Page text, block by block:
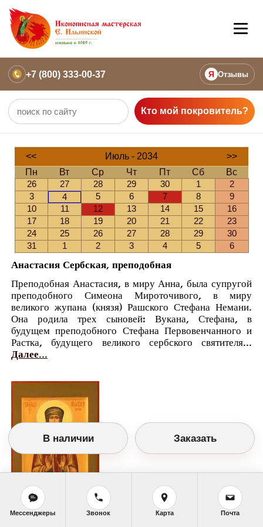
+7 (800) 333-00-37 Я Отзывы
Кто мой покровитель?
<< Июль - 2034
>>
Пн
Вт Ср Чт Пт Сб
Вс
26
27 28 29 30 1
2
3
4 5 6 7 8
9
10
11 12 13 14 15
16
17
18 19 20 21 22
23
24
25 26 27 28 29
30
31
1 2 3 4 5 6
Анастасия Сербская, преподобная
Преподобная Анастасия, в миру Анна, была супругой
преподобного Симеона Мироточивого, в миру
великого жупана (князя) Рашского Стефана Немани.
Она родила трех сыновей: Вукана, Стефана, в
будущем преподобного Стефана Первовенчанного и
Растка, будущего великого сербского святителя...
Далее...
В наличии Заказать
Мессенджеры Звонок Карта Почта